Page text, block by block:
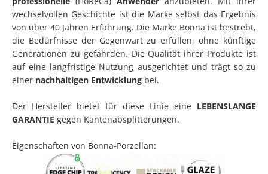
wechselvollen Geschichte ist die Marke selbst das Ergebnis
von über 40 Jahren Erfahrung. Die Marke Bonna ist bestrebt,
die Bedürfnisse der Gegenwart zu erfüllen, ohne künftige
Generationen zu gefährden. Die Qualität ihrer Produkte ist
auf eine langfristige Nutzung ausgerichtet und trägt so zu
einer nachhaltigen Entwicklung bei.
Der Hersteller bietet für diese Linie eine LEBENSLANGE
GARANTIE gegen Kantenabsplitterungen.
Eigenschaften von Bonna-Porzellan: